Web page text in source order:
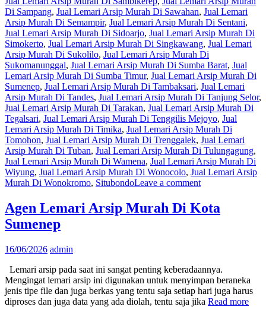
Di Sampang, Jual Lemari Arsip Murah Di Sawahan, Jual Lemari
Arsip Murah Di Semampir, Jual Lemari Arsip Murah Di Sentani,
Jual Lemari Arsip Murah Di Sidoarjo, Jual Lemari Arsip Murah Di
Simokerto, Jual Lemari Arsip Murah Di Singkawang, Jual Lemari
Arsip Murah Di Sukolilo, Jual Lemari Arsip Murah Di
Sukomanunggal, Jual Lemari Arsip Murah Di Sumba Barat, Jual
Lemari Arsip Murah Di Sumba Timur, Jual Lemari Arsip Murah Di
Sumenep, Jual Lemari Arsip Murah Di Tambaksari, Jual Lemari
Arsip Murah Di Tandes, Jual Lemari Arsip Murah Di Tanjung Selor,
Jual Lemari Arsip Murah Di Tarakan, Jual Lemari Arsip Murah Di
Tegalsari, Jual Lemari Arsip Murah Di Tenggilis Mejoyo, Jual
Lemari Arsip Murah Di Timika, Jual Lemari Arsip Murah Di
Tomohon, Jual Lemari Arsip Murah Di Trenggalek, Jual Lemari
Arsip Murah Di Tuban, Jual Lemari Arsip Murah Di Tulungagung,
Jual Lemari Arsip Murah Di Wamena, Jual Lemari Arsip Murah Di
Wiyung, Jual Lemari Arsip Murah Di Wonocolo, Jual Lemari Arsip
Murah Di Wonokromo, SitubondoLeave a comment
Agen Lemari Arsip Murah Di Kota
Sumenep
16/06/2026 admin
Lemari arsip pada saat ini sangat penting keberadaannya.
Mengingat lemari arsip ini digunakan untuk menyimpan beraneka
jenis tipe file dan juga berkas yang tentu saja setiap hari juga harus
diproses dan juga data yang ada diolah, tentu saja jika Read more